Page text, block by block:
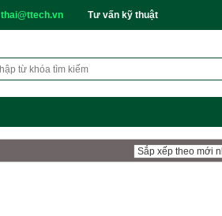
thai@ttech.vn Tư vấn kỹ thuật